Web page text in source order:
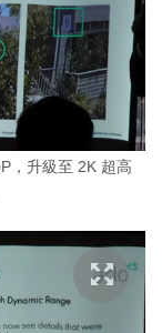
，升級至 2K 超高